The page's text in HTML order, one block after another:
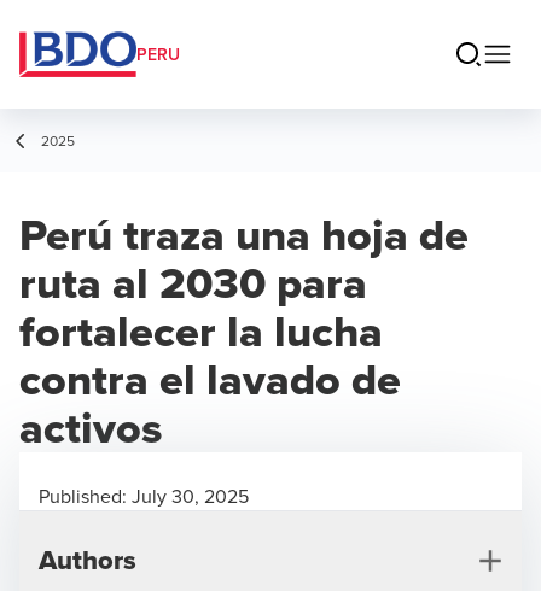
PERU
2025
Perú traza una hoja de
ruta al 2030 para
fortalecer la lucha
contra el lavado de
activos
Published: July 30, 2025
Authors